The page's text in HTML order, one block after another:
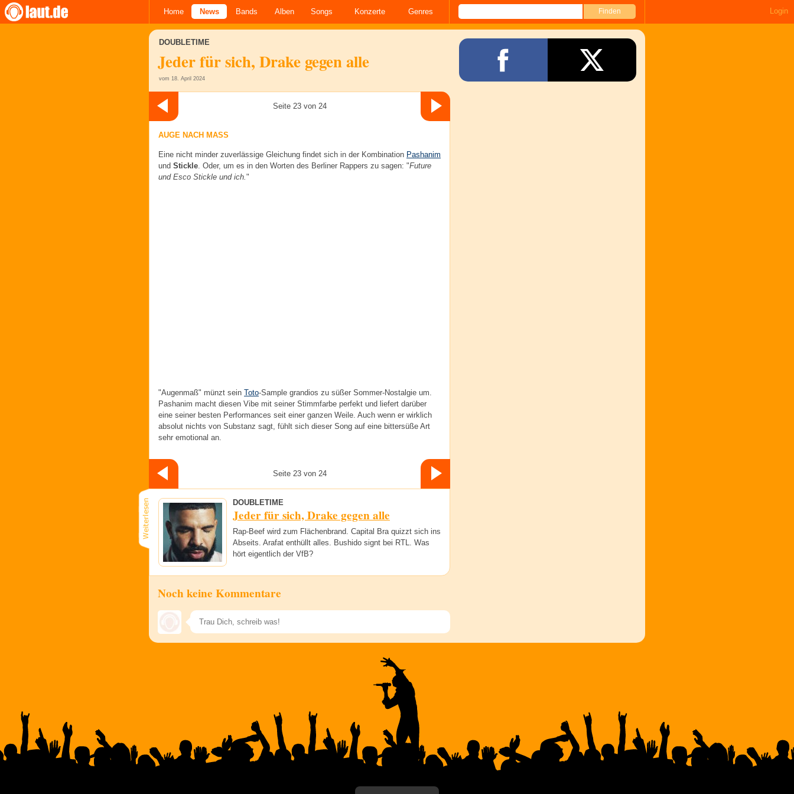
Home News Bands Alben Songs Konzerte Genres Login
DOUBLETIME
Jeder für sich, Drake gegen alle
vom 18. April 2024
Seite 23 von 24
AUGE NACH MASS
Eine nicht minder zuverlässige Gleichung findet sich in der Kombination Pashanim
und Stickle. Oder, um es in den Worten des Berliner Rappers zu sagen: "Future
und Esco Stickle und ich."
"Augenmaß" münzt sein Toto-Sample grandios zu süßer Sommer-Nostalgie um.
Pashanim macht diesen Vibe mit seiner Stimmfarbe perfekt und liefert darüber
eine seiner besten Performances seit einer ganzen Weile. Auch wenn er wirklich
absolut nichts von Substanz sagt, fühlt sich dieser Song auf eine bittersüße Art
sehr emotional an.
Seite 23 von 24
DOUBLETIME
Jeder für sich, Drake gegen alle
Rap-Beef wird zum Flächenbrand. Capital Bra quizzt sich ins
Abseits. Arafat enthüllt alles. Bushido signt bei RTL. Was
hört eigentlich der VfB?
Noch keine Kommentare
Speichern